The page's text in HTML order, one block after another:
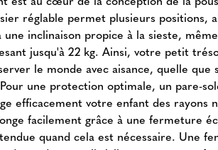
réglable permet plusieurs positions,
une inclinaison propice à la sieste,
jusqu'à 22 kg. Ainsi, votre petit
le monde avec aisance, quelle que
une protection optimale, un pare-
efficacement votre enfant des rayons
facilement grâce à une fermeture
quand cela est nécessaire. Une